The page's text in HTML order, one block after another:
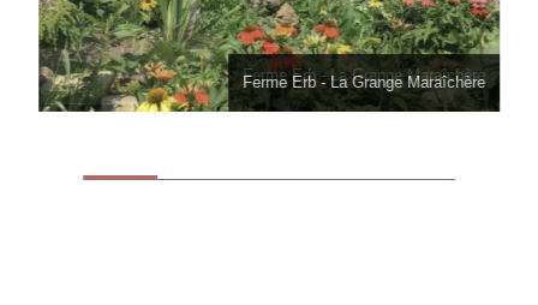
Ferme Erb - La Grange Maraîchère
Ferme Erb - La Grange Maraîchère